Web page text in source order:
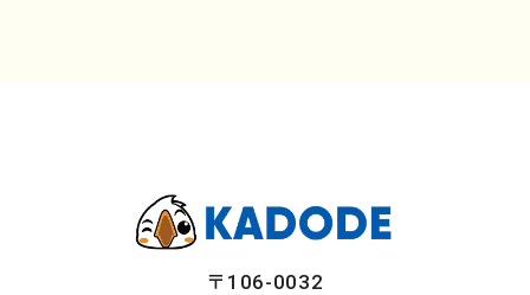
〒106-0032